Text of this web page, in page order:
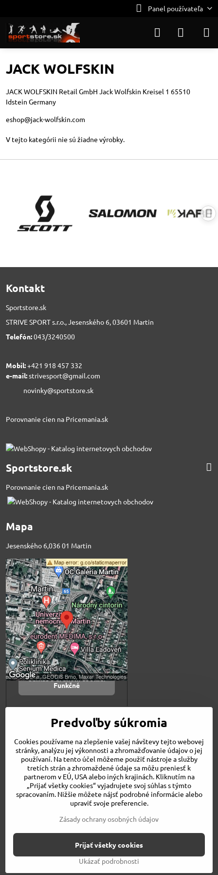
Panel používateľa
JACK WOLFSKIN
JACK WOLFSKIN Retail GmbH Jack Wolfskin Kreisel 1 65510
Idstein Germany
eshop@jack-wolfskin.com
V tejto kategórii nie sú žiadne výrobky.
Kontakt
Sportstore.sk
STRIVE SPORT s.r.o., Jesenského 6, 03601 Martin
Telefón:043/3240500
Mobil:+421 918 457 332
e-mail:strivesport@gmail.com
novinky@sportstore.sk
Porovnanie cien na Pricemania.sk
Sportstore.sk
Porovnanie cien na Pricemania.sk
Mapa
Jesenského 6,036 01 Martin
Externý obsah je
blokovaný Voľbami
súkromia
Prajete si načítať externý obsah?
Povoliť tentokrát
Povoliť a zapamätať -
súhlas s druhom cookie:
Funkčné
Otvoriť obsah v novom okne
Novinky
Niečo o nás
Naša ponuka
Veľkostné tabuľky
Obchodné podmienky
Kontakt
©2026Copyright
Predvoľby súkromiaZásady ochrany osobných údajov
Stav objednávky
Vytvorené pomocou:BiznisWeb.sk
Predvoľby súkromia
Cookies používame na zlepšenie vašej návštevy tejto webovej
stránky, analýzu jej výkonnosti a zhromažďovanie údajov o jej
používaní. Na tento účel môžeme použiť nástroje a služby
tretích strán a zhromaždené údaje sa môžu preniesť k
partnerom v EÚ, USA alebo iných krajinách. Kliknutím na
„Prijať všetky cookies“ vyjadrujete svoj súhlas s týmto
spracovaním. Nižšie môžete nájsť podrobné informácie alebo
upraviť svoje preferencie.
Zásady ochrany osobných údajov
Ukázať podrobnosti
Prijať všetky cookies